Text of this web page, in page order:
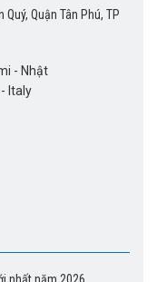
Quận Tân Phú, TP
- Nhật
Italy
nhất năm 2026